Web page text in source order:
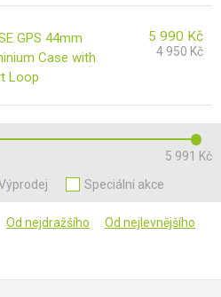
GPS 44mm
Case with
Loop
5 990 Kč
4 950 Kč
5 991 Kč
Speciální akce
Od nejdražšího
Od nejlevnějšího